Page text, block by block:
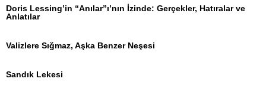
Doris Lessing’in “Anılar”ı’nın İzinde: Gerçekler, Hatıralar ve
Anlatılar
Valizlere Sığmaz, Aşka Benzer Neşesi
Sandık Lekesi